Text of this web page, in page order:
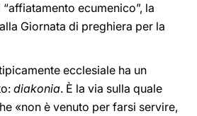
ecumenico”, la
Giornata di preghiera per la
ecclesiale ha un
diakonia. È la via sulla quale
«non è venuto per farsi servire,